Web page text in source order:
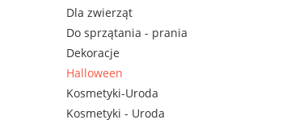
Dla zwierząt
Do sprzątania - prania
Dekoracje
Halloween
Kosmetyki-Uroda
Kosmetyki - Uroda